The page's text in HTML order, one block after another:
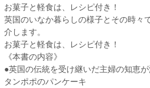
お菓子と軽食は、レシピ付き！
英国のいなか暮らしの様子とその時々
介します。
お菓子と軽食は、レシピ付き！
《本書の内容》
●英国の伝統を受け継いだ主婦の知恵
タンポポのパンケーキ